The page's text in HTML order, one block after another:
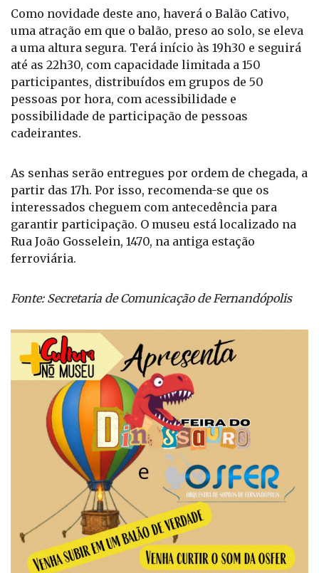
Como novidade deste ano, haverá o Balão Cativo,
uma atração em que o balão, preso ao solo, se eleva
a uma altura segura. Terá início às 19h30 e seguirá
até as 22h30, com capacidade limitada a 150
participantes, distribuídos em grupos de 50
pessoas por hora, com acessibilidade e
possibilidade de participação de pessoas
As senhas serão entregues por ordem de chegada, a
partir das 17h. Por isso, recomenda-se que os
interessados cheguem com antecedência para
garantir participação. O museu está localizado na
Rua João Gosselein, 1470, na antiga estação